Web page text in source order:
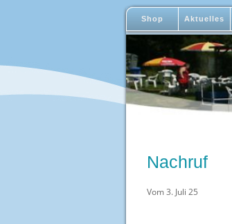
Shop Aktuelles
Nachruf
Vom 3. Juli 25